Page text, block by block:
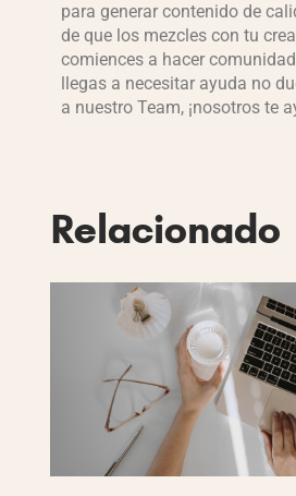
para generar contenido de
de que los mezcles con tu
comiences a hacer
llegas a necesitar ayuda no
a nuestro Team, ¡nosotros te
Relacionado